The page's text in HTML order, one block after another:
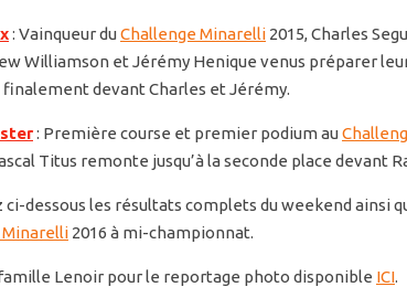
: Vainqueur duChallenge Minarelli 2015, Charles
Williamson et Jérémy Henique venus préparer
devant Charles et Jérémy.
: Première course et premier podium au
Titus remonte jusqu’à la seconde place devant
ci-dessous les résultats complets du weekend ainsi
Minarelli 2016 à mi-championnat.
Lenoir pour le reportage photo disponible ICI.